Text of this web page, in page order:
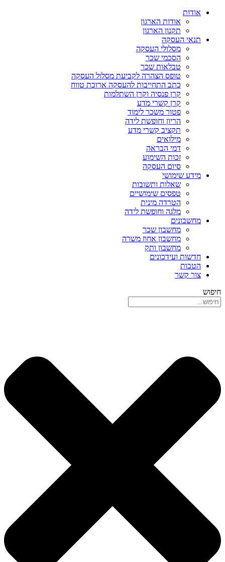
אודות
אודות הארגון
תקנון הארגון
תנאי העסקה
מסלולי העסקה
הסכמי שכר
טבלאות שכר
טופס הצהרה לקביעת מסלול העסקה
כתב התחייבות להעסקה ארוכת טווח
קרן פנסיה וקרן השתלמות
קרן קשרי מדע
פטור משכר לימוד
הריון וחופשת לידה
תקציב קשרי מדע
מילואים
דמי הבראה
זכות השימוע
סיום העסקה
מידע שימושי
שאלות ותשובות
טפסים שימושיים
הטרדה מינית
מלגה וחופשת לידה
מחשבונים
מחשבון שכר
מחשבון אחוז משרה
מחשבון ותק
חדשות ועידכונים
הטבות
צור קשר
חיפוש